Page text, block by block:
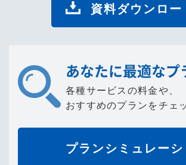
資料ダウンロー
あなたに最適なプ
各種サービスの料金や、
おすすめのプランをチェ
プランシミュレーシ